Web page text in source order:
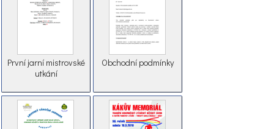
První jarní mistrovské
utkání
Obchodní podmínky